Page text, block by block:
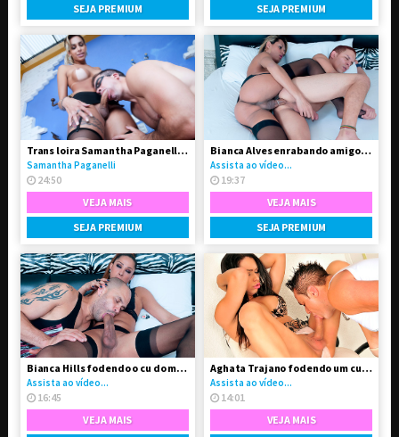
SEJA PREMIUM
SEJA PREMIUM
Trans loira Samantha Paganelli fodeu seu amigo passivo
Samantha Paganelli
24:50
VEJA MAIS
SEJA PREMIUM
Bianca Alves enrabando amigo gay
Assista ao vídeo...
19:37
VEJA MAIS
SEJA PREMIUM
Bianca Hills fodendo o cu do macho
Assista ao vídeo...
16:45
VEJA MAIS
Aghata Trajano fodendo um cuzinho de macho
Assista ao vídeo...
14:01
VEJA MAIS